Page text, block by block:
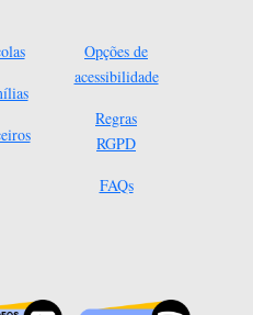
Opções de
acessibilidade
Regras
RGPD
FAQs